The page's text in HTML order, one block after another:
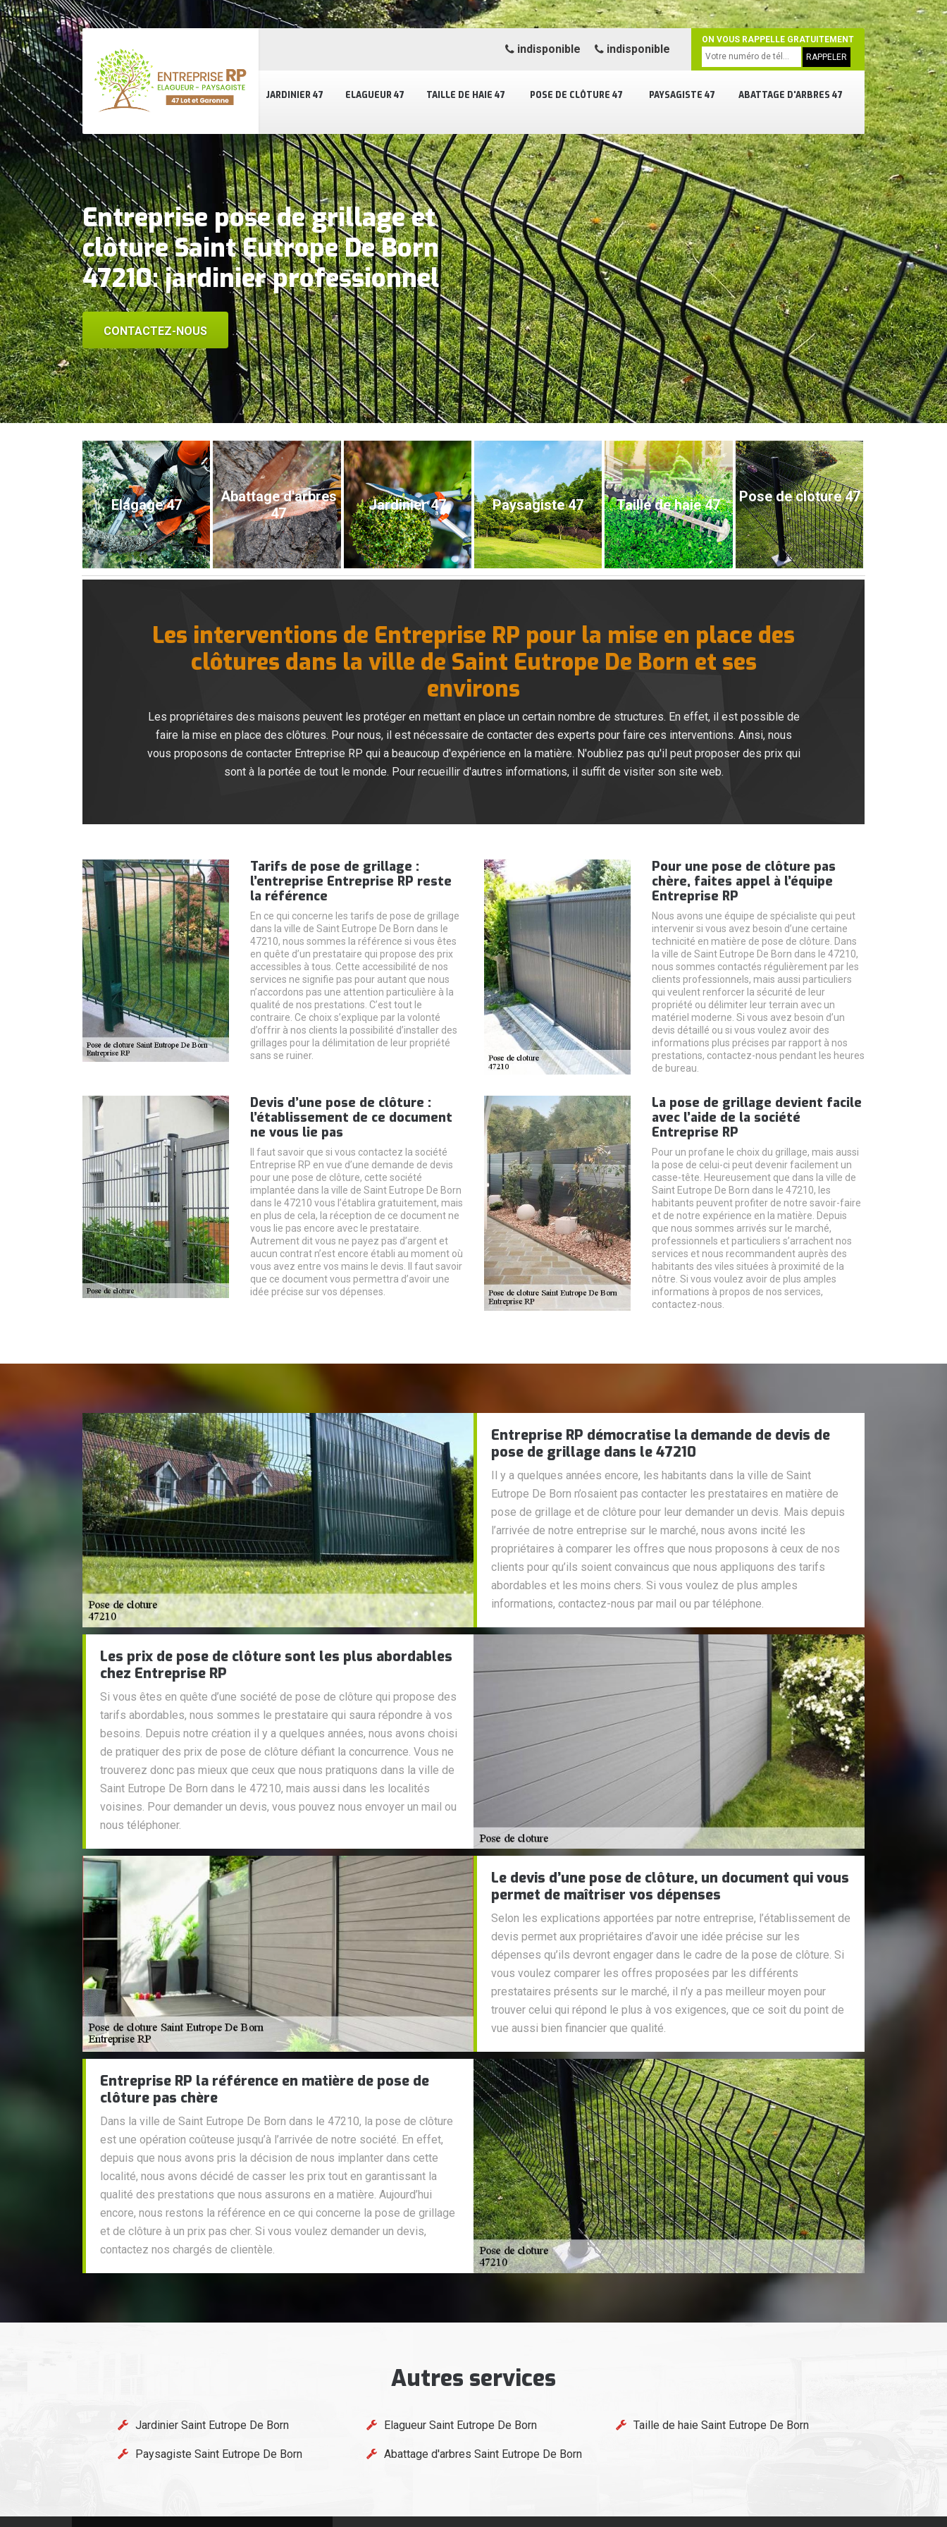
JARDINIER 47 ELAGUEUR 47 TAILLE DE HAIE 47 POSE DE CLÔTURE 47 PAYSAGISTE 47 ABATTAGE D'ARBRES 47
indisponible indisponible
ON VOUS RAPPELLE GRATUITEMENT
Entreprise pose de grillage et
clôture Saint Eutrope De Born
47210: jardinier professionnel
CONTACTEZ-NOUS
Elagage 47
Abattage d'arbres
47
Jardinier 47 Paysagiste 47 Taille de haie 47 Pose de cloture 47
Les interventions de Entreprise RP pour la mise en place des
clôtures dans la ville de Saint Eutrope De Born et ses
environs
Les propriétaires des maisons peuvent les protéger en mettant en place un certain nombre de structures. En effet, il est possible de
faire la mise en place des clôtures. Pour nous, il est nécessaire de contacter des experts pour faire ces interventions. Ainsi, nous
vous proposons de contacter Entreprise RP qui a beaucoup d'expérience en la matière. N'oubliez pas qu'il peut proposer des prix qui
sont à la portée de tout le monde. Pour recueillir d'autres informations, il suffit de visiter son site web.
Tarifs de pose de grillage :
l’entreprise Entreprise RP reste
la référence
En ce qui concerne les tarifs de pose de grillage
dans la ville de Saint Eutrope De Born dans le
47210, nous sommes la référence si vous êtes
en quête d’un prestataire qui propose des prix
accessibles à tous. Cette accessibilité de nos
services ne signifie pas pour autant que nous
n’accordons pas une attention particulière à la
qualité de nos prestations. C’est tout le
contraire. Ce choix s’explique par la volonté
d’offrir à nos clients la possibilité d’installer des
grillages pour la délimitation de leur propriété
sans se ruiner.
Pour une pose de clôture pas
chère, faites appel à l’équipe
Entreprise RP
Nous avons une équipe de spécialiste qui peut
intervenir si vous avez besoin d’une certaine
technicité en matière de pose de clôture. Dans
la ville de Saint Eutrope De Born dans le 47210,
nous sommes contactés régulièrement par les
clients professionnels, mais aussi particuliers
qui veulent renforcer la sécurité de leur
propriété ou délimiter leur terrain avec un
matériel moderne. Si vous avez besoin d’un
devis détaillé ou si vous voulez avoir des
informations plus précises par rapport à nos
prestations, contactez-nous pendant les heures
de bureau.
Devis d’une pose de clôture :
l’établissement de ce document
ne vous lie pas
Il faut savoir que si vous contactez la société
Entreprise RP en vue d’une demande de devis
pour une pose de clôture, cette société
implantée dans la ville de Saint Eutrope De Born
dans le 47210 vous l’établira gratuitement, mais
en plus de cela, la réception de ce document ne
vous lie pas encore avec le prestataire.
Autrement dit vous ne payez pas d’argent et
aucun contrat n’est encore établi au moment où
vous avez entre vos mains le devis. Il faut savoir
que ce document vous permettra d’avoir une
idée précise sur vos dépenses.
La pose de grillage devient facile
avec l’aide de la société
Entreprise RP
Pour un profane le choix du grillage, mais aussi
la pose de celui-ci peut devenir facilement un
casse-tête. Heureusement que dans la ville de
Saint Eutrope De Born dans le 47210, les
habitants peuvent profiter de notre savoir-faire
et de notre expérience en la matière. Depuis
que nous sommes arrivés sur le marché,
professionnels et particuliers s’arrachent nos
services et nous recommandent auprès des
habitants des viles situées à proximité de la
nôtre. Si vous voulez avoir de plus amples
informations à propos de nos services,
contactez-nous.
Entreprise RP démocratise la demande de devis de
pose de grillage dans le 47210
Il y a quelques années encore, les habitants dans la ville de Saint
Eutrope De Born n’osaient pas contacter les prestataires en matière de
pose de grillage et de clôture pour leur demander un devis. Mais depuis
l’arrivée de notre entreprise sur le marché, nous avons incité les
propriétaires à comparer les offres que nous proposons à ceux de nos
clients pour qu’ils soient convaincus que nous appliquons des tarifs
abordables et les moins chers. Si vous voulez de plus amples
informations, contactez-nous par mail ou par téléphone.
Les prix de pose de clôture sont les plus abordables
chez Entreprise RP
Si vous êtes en quête d’une société de pose de clôture qui propose des
tarifs abordables, nous sommes le prestataire qui saura répondre à vos
besoins. Depuis notre création il y a quelques années, nous avons choisi
de pratiquer des prix de pose de clôture défiant la concurrence. Vous ne
trouverez donc pas mieux que ceux que nous pratiquons dans la ville de
Saint Eutrope De Born dans le 47210, mais aussi dans les localités
voisines. Pour demander un devis, vous pouvez nous envoyer un mail ou
nous téléphoner.
Le devis d’une pose de clôture, un document qui vous
permet de maîtriser vos dépenses
Selon les explications apportées par notre entreprise, l’établissement de
devis permet aux propriétaires d’avoir une idée précise sur les
dépenses qu’ils devront engager dans le cadre de la pose de clôture. Si
vous voulez comparer les offres proposées par les différents
prestataires présents sur le marché, il n’y a pas meilleur moyen pour
trouver celui qui répond le plus à vos exigences, que ce soit du point de
vue aussi bien financier que qualité.
Entreprise RP la référence en matière de pose de
clôture pas chère
Dans la ville de Saint Eutrope De Born dans le 47210, la pose de clôture
est une opération coûteuse jusqu’à l’arrivée de notre société. En effet,
depuis que nous avons pris la décision de nous implanter dans cette
localité, nous avons décidé de casser les prix tout en garantissant la
qualité des prestations que nous assurons en a matière. Aujourd’hui
encore, nous restons la référence en ce qui concerne la pose de grillage
et de clôture à un prix pas cher. Si vous voulez demander un devis,
contactez nos chargés de clientèle.
Autres services
Jardinier Saint Eutrope De Born Elagueur Saint Eutrope De Born Taille de haie Saint Eutrope De Born
Paysagiste Saint Eutrope De Born Abattage d'arbres Saint Eutrope De Born